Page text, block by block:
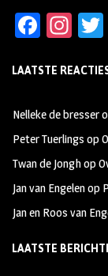
Fa
b
oo
k
In
ag
m
LAATSTE
Nelleke de bresser
Peter Tuerlings op
Twan de Jonghop
Jan van Engelenop
Jan en Roos van
LAATSTE